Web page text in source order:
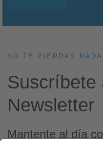
NO TE PIERDAS
Suscríbete
Newsletter
Mantente al día